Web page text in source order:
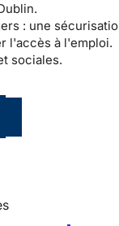
: une
l'accès à l'emploi.
sociales.